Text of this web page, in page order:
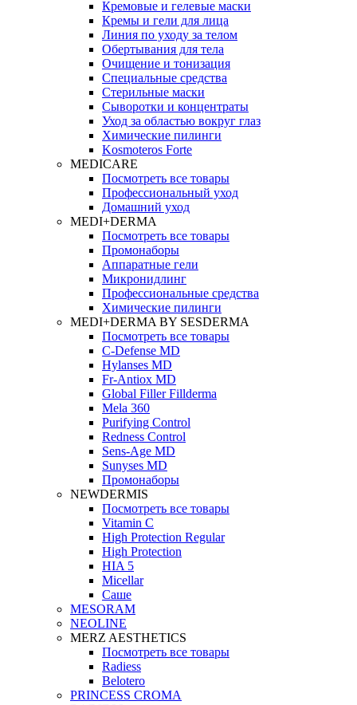
Кремовые и гелевые маски
Кремы и гели для лица
Линия по уходу за телом
Обертывания для тела
Очищение и тонизация
Специальные средства
Стерильные маски
Сыворотки и концентраты
Уход за областью вокруг глаз
Химические пилинги
Kosmoteros Forte
MEDICARE
Посмотреть все товары
Профессиональный уход
Домашний уход
MEDI+DERMA
Посмотреть все товары
Промонаборы
Аппаратные гели
Микронидлинг
Профессиональные средства
Химические пилинги
MEDI+DERMA BY SESDERMA
Посмотреть все товары
C-Defense MD
Hylanses MD
Fr‑Antiox MD
Global Filler Fillderma
Mela 360
Purifying Control
Redness Control
Sens-Age MD
Sunyses MD
Промонаборы
NEWDERMIS
Посмотреть все товары
Vitamin C
High Protection Regular
High Protection
HIA 5
Micellar
Саше
MESORAM
NEOLINE
MERZ AESTHETICS
Посмотреть все товары
Radiess
Belotero
PRINCESS CROMA